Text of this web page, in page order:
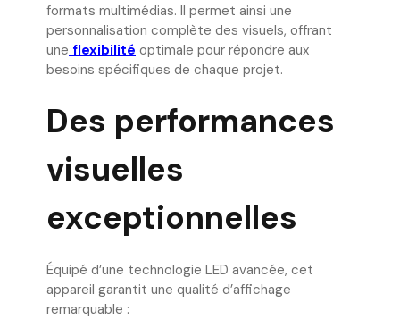
formats multimédias. Il permet ainsi une
personnalisation complète des visuels, offrant
une flexibilité optimale pour répondre aux
besoins spécifiques de chaque projet.
Des performances
visuelles
exceptionnelles
Équipé d’une technologie LED avancée, cet
appareil garantit une qualité d’affichage
remarquable :